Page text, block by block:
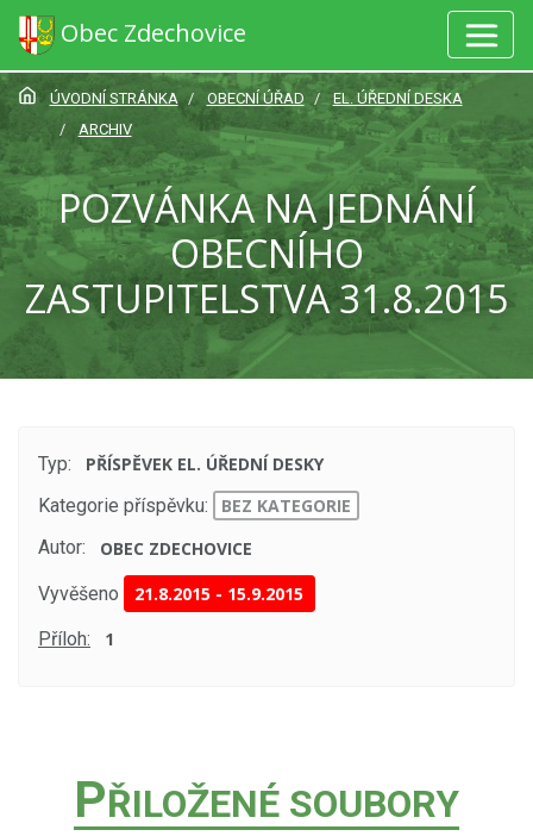
Obec Zdechovice
ÚVODNÍ STRÁNKA OBECNÍ ÚŘAD
EL. ÚŘEDNÍ DESKA
ARCHIV
POZVÁNKA NA JEDNÁNÍ
OBECNÍHO
ZASTUPITELSTVA 31.8.2015
Typ:
PŘÍSPĚVEK EL. ÚŘEDNÍ DESKY
Kategorie příspěvku:
BEZ KATEGORIE
Autor:
OBEC ZDECHOVICE
Vyvěšeno 21.8.2015 - 15.9.2015
Příloh: 1
PŘILOŽENÉ SOUBORY